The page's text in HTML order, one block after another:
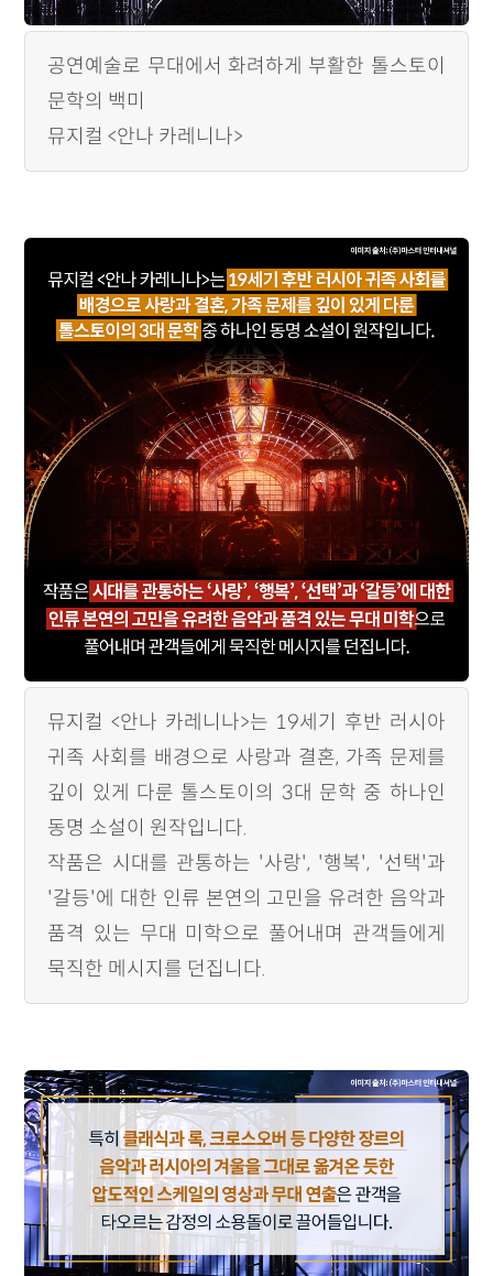
공연예술로 무대에서 화려하게 부활한 톨스토이
문학의 백미
뮤지컬 <안나 카레니나>
뮤지컬 <안나 카레니나>는 19세기 후반 러시아
귀족 사회를 배경으로 사랑과 결혼, 가족 문제를
깊이 있게 다룬 톨스토이의 3대 문학 중 하나인
동명 소설이 원작입니다.
작품은 시대를 관통하는 '사랑', '행복', '선택'과
'갈등'에 대한 인류 본연의 고민을 유려한 음악과
품격 있는 무대 미학으로 풀어내며 관객들에게
묵직한 메시지를 던집니다.